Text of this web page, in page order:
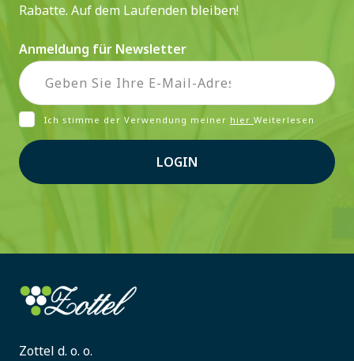
Rabatte. Auf dem Laufenden bleiben!
Anmeldung für Newsletter
Ich stimme der Verwendung meiner hier Weiterlesen
LOGIN
Zottel d. o. o.